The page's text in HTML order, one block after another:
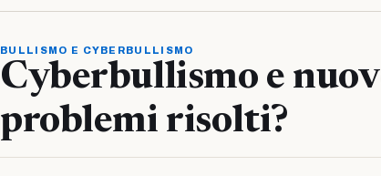
BULLISMO E CYBERBULLISMO
Cyberbullismo e
problemi risolti?